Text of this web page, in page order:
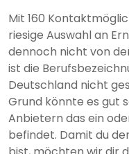
Mit 160
riesige Auswahl an
dennoch nicht von
ist die
Deutschland nicht
Grund könnte es gut
Anbietern das ein
befindet. Damit du